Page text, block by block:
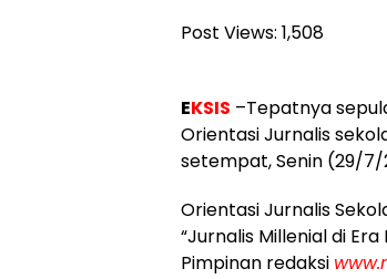
Post Views: 1,508
EKSIS –Tepatnya
Orientasi Jurnalis
setempat, Senin (29/7/
Orientasi Jurnalis
“Jurnalis Millenial di
Pimpinan redaksi